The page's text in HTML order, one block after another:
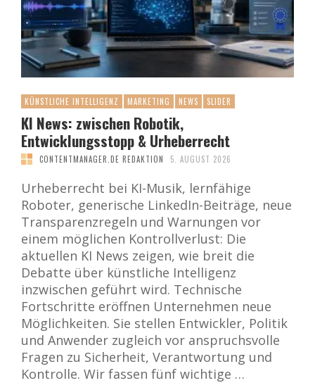
KÜNSTLICHE INTELLIGENZ MARKETING NEWS SLIDER
KI News: zwischen Robotik,
Entwicklungsstopp & Urheberrecht
CONTENTMANAGER.DE REDAKTION 5. AUGUST 2026
Urheberrecht bei KI-Musik, lernfähige
Roboter, generische LinkedIn-Beiträge, neue
Transparenzregeln und Warnungen vor
einem möglichen Kontrollverlust: Die
aktuellen KI News zeigen, wie breit die
Debatte über künstliche Intelligenz
inzwischen geführt wird. Technische
Fortschritte eröffnen Unternehmen neue
Möglichkeiten. Sie stellen Entwickler, Politik
und Anwender zugleich vor anspruchsvolle
Fragen zu Sicherheit, Verantwortung und
Kontrolle. Wir fassen fünf wichtige …